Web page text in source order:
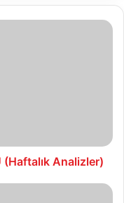
(Haftalık Analizler)